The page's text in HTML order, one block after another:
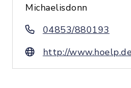
Michaelisdonn
04853/880193
http://